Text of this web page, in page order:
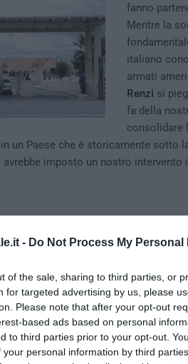
- Do Not Process My Personal
of the sale, sharing to third parties, or
for targeted advertising by us, please
Please note that after your opt-out
based ads based on personal
to third parties prior to your opt-out.
personal information by third
fanno
Mentre la
italiano
armati
Renzi si
fa della
consolidare
un Paese che è storicamente sotto
avrebbe imposto un nostro intervento